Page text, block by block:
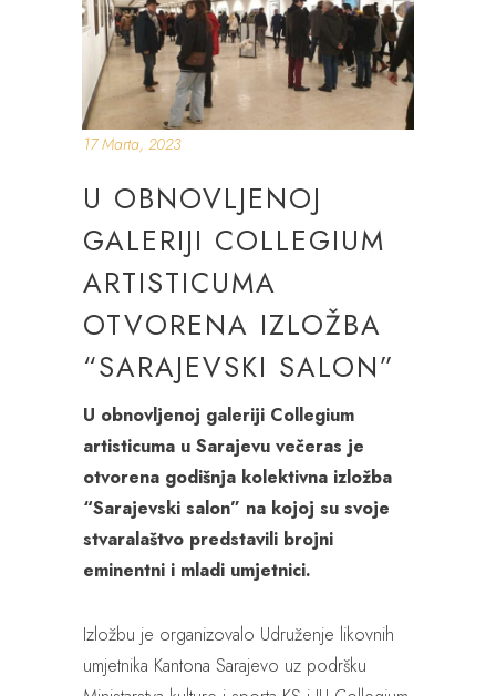
17 Marta, 2023
U OBNOVLJENOJ
GALERIJI COLLEGIUM
ARTISTICUMA
OTVORENA IZLOŽBA
“SARAJEVSKI SALON”
U obnovljenoj galeriji Collegium
artisticuma u Sarajevu večeras je
otvorena godišnja kolektivna izložba
“Sarajevski salon” na kojoj su svoje
stvaralaštvo predstavili brojni
eminentni i mladi umjetnici.
Izložbu je organizovalo Udruženje likovnih
umjetnika Kantona Sarajevo uz podršku